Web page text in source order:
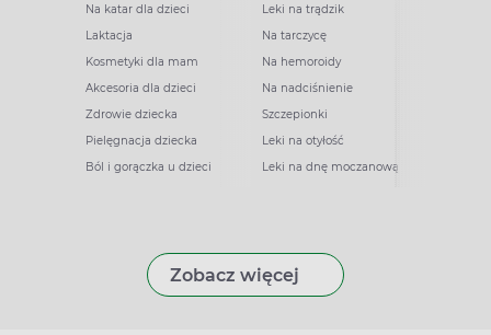
Na katar dla dzieci
Laktacja
Kosmetyki dla mam
Akcesoria dla dzieci
Zdrowie dziecka
Pielęgnacja dziecka
Ból i gorączka u dzieci
Leki na trądzik
Na tarczycę
Na hemoroidy
Na nadciśnienie
Szczepionki
Leki na otyłość
Leki na dnę moczanową
Zobacz więcej